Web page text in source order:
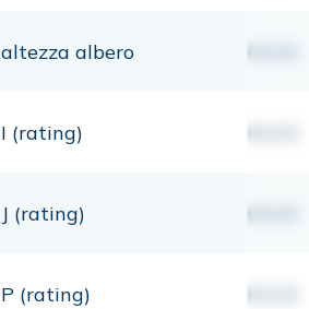
altezza albero 00,00
I (rating) 00,00
J (rating) 00,00
P (rating) 00,00